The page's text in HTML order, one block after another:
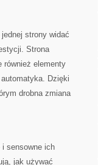
strony widać
Strona
również elementy
Dzięki
drobna zmiana
i sensowne ich
jak używać